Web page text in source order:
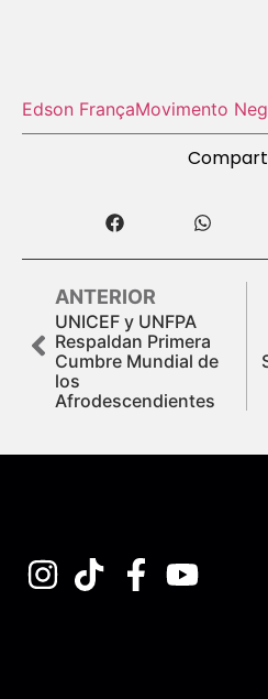
Edson FrançaMovimento
ANTERIOR
UNICEF y UNFPA
Respaldan Primera
Cumbre Mundial de
los
Afrodescendientes